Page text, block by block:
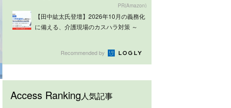
PR(Amazon)
【田中紘太氏登壇】2026年10月の義務化
に備える、介護現場のカスハラ対策 ～
Recommended by
Access Ranking人気記事